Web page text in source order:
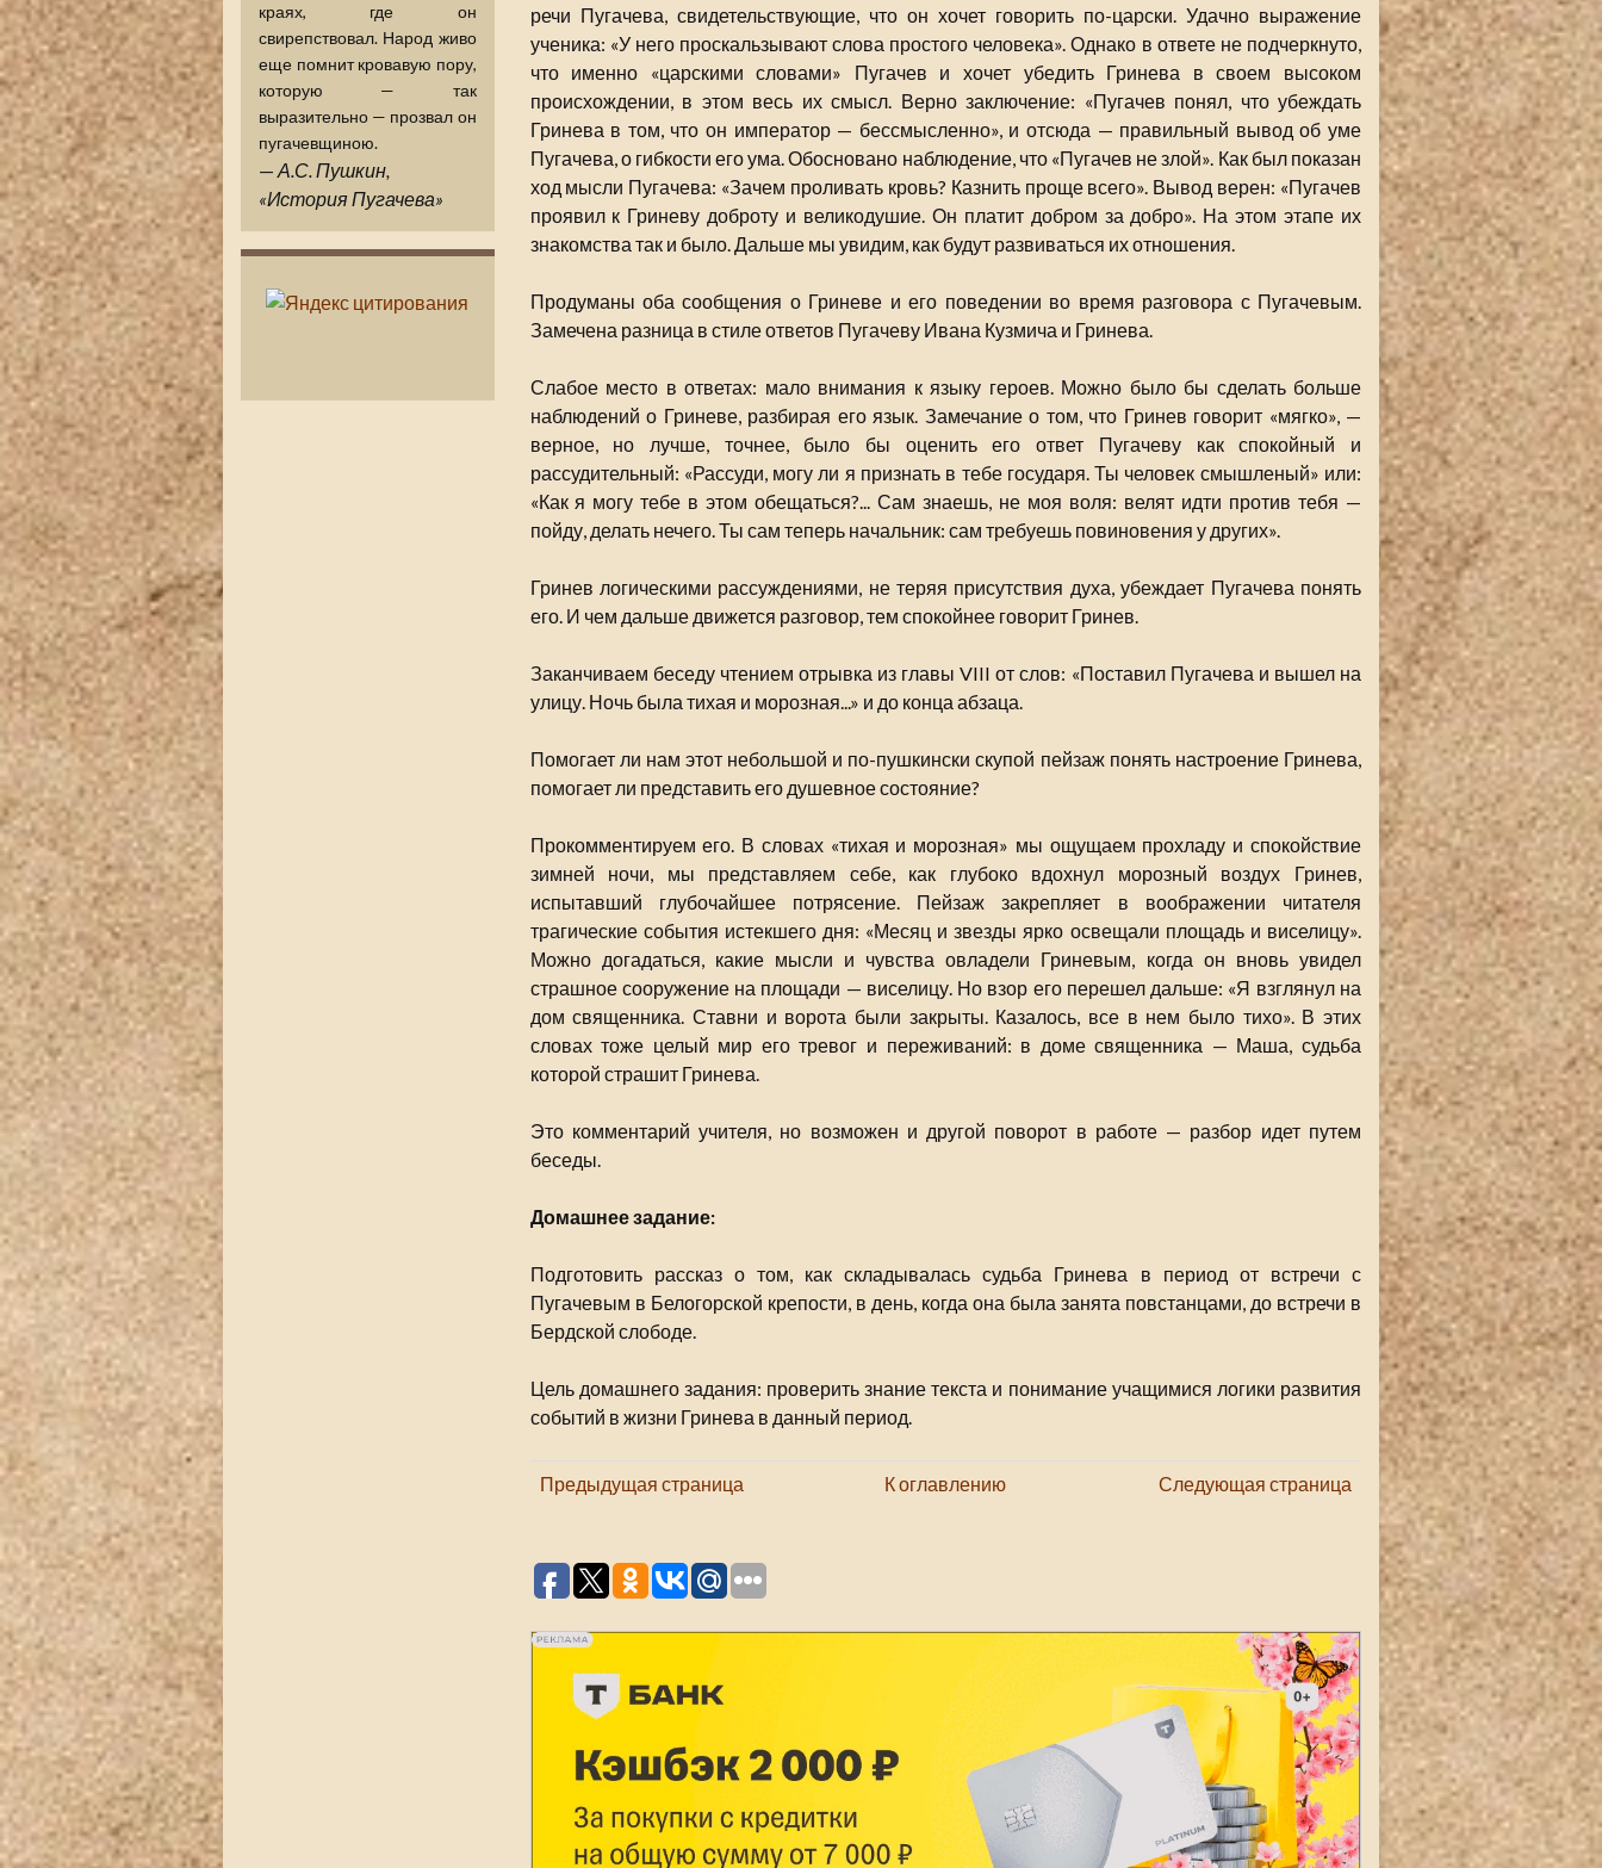
краях, где он
свирепствовал. Народ живо
еще помнит кровавую пору,
которую — так
выразительно — прозвал он
пугачевщиною.
— А.С. Пушкин,
«История Пугачева»
речи Пугачева, свидетельствующие, что он хочет говорить по-царски. Удачно выражение
ученика: «У него проскальзывают слова простого человека». Однако в ответе не подчеркнуто,
что именно «царскими словами» Пугачев и хочет убедить Гринева в своем высоком
происхождении, в этом весь их смысл. Верно заключение: «Пугачев понял, что убеждать
Гринева в том, что он император — бессмысленно», и отсюда — правильный вывод об уме
Пугачева, о гибкости его ума. Обосновано наблюдение, что «Пугачев не злой». Как был показан
ход мысли Пугачева: «Зачем проливать кровь? Казнить проще всего». Вывод верен: «Пугачев
проявил к Гриневу доброту и великодушие. Он платит добром за добро». На этом этапе их
знакомства так и было. Дальше мы увидим, как будут развиваться их отношения.
Продуманы оба сообщения о Гриневе и его поведении во время разговора с Пугачевым.
Замечена разница в стиле ответов Пугачеву Ивана Кузмича и Гринева.
Слабое место в ответах: мало внимания к языку героев. Можно было бы сделать больше
наблюдений о Гриневе, разбирая его язык. Замечание о том, что Гринев говорит «мягко», —
верное, но лучше, точнее, было бы оценить его ответ Пугачеву как спокойный и
рассудительный: «Рассуди, могу ли я признать в тебе государя. Ты человек смышленый» или:
«Как я могу тебе в этом обещаться?... Сам знаешь, не моя воля: велят идти против тебя —
пойду, делать нечего. Ты сам теперь начальник: сам требуешь повиновения у других».
Гринев логическими рассуждениями, не теряя присутствия духа, убеждает Пугачева понять
его. И чем дальше движется разговор, тем спокойнее говорит Гринев.
Заканчиваем беседу чтением отрывка из главы VIII от слов: «Поставил Пугачева и вышел на
улицу. Ночь была тихая и морозная...» и до конца абзаца.
Помогает ли нам этот небольшой и по-пушкински скупой пейзаж понять настроение Гринева,
помогает ли представить его душевное состояние?
Прокомментируем его. В словах «тихая и морозная» мы ощущаем прохладу и спокойствие
зимней ночи, мы представляем себе, как глубоко вдохнул морозный воздух Гринев,
испытавший глубочайшее потрясение. Пейзаж закрепляет в воображении читателя
трагические события истекшего дня: «Месяц и звезды ярко освещали площадь и виселицу».
Можно догадаться, какие мысли и чувства овладели Гриневым, когда он вновь увидел
страшное сооружение на площади — виселицу. Но взор его перешел дальше: «Я взглянул на
дом священника. Ставни и ворота были закрыты. Казалось, все в нем было тихо». В этих
словах тоже целый мир его тревог и переживаний: в доме священника — Маша, судьба
которой страшит Гринева.
Это комментарий учителя, но возможен и другой поворот в работе — разбор идет путем
беседы.
Домашнее задание:
Подготовить рассказ о том, как складывалась судьба Гринева в период от встречи с
Пугачевым в Белогорской крепости, в день, когда она была занята повстанцами, до встречи в
Бердской слободе.
Цель домашнего задания: проверить знание текста и понимание учащимися логики развития
событий в жизни Гринева в данный период.
Предыдущая страница К оглавлению Следующая страница